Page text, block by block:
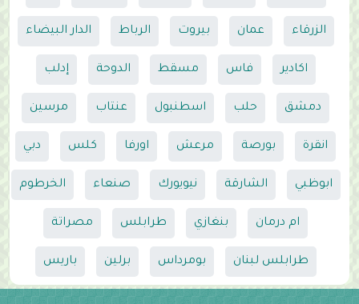
الزرقاء عمان بيروت الرباط الدار البيضاء
اكادير فاس مسقط الدوحة إدلب
دمشق حلب اسطنبول عنتاب مرسين
انقرة بورصة مرعش اورفا كلس دبي
ابوظبي الشارقة نيويورك صنعاء الخرطوم
ام درمان بنغازي طرابلس مصراتة
طرابلس لبنان بومرداس برلين باريس